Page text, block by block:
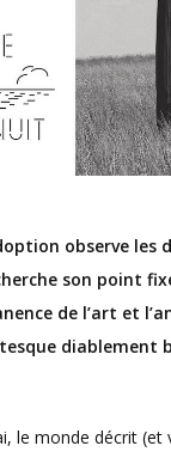
observe les
son point
de l’art et
diablement
le monde décrit (et